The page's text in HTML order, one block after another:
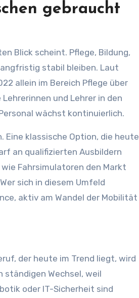
gebraucht
Blick scheint. Pflege, Bildung,
stabil bleiben. Laut
allein im Bereich Pflege über
und Lehrer in den
wächst kontinuierlich.
klassische Option, die heute
an qualifizierten Ausbildern
Fahrsimulatoren den Markt
sich in diesem Umfeld
aktiv am Wandel der Mobilität
der heute im Trend liegt, wird
ständigen Wechsel, weil
oder IT-Sicherheit sind